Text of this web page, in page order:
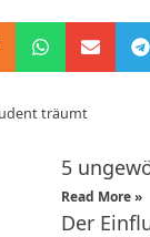
träumt
5
Read More »
Der